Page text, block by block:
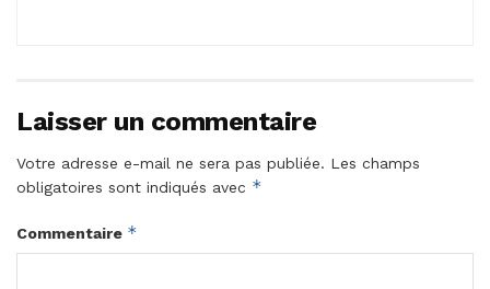
Laisser un commentaire
Votre adresse e-mail ne sera pas publiée. Les champs
obligatoires sont indiqués avec *
Commentaire *